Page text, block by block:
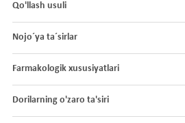
Qo'llash usuli
Nojo´ya ta´sirlar
Farmakologik xususiyatlari
Dorilarning o'zaro ta'siri